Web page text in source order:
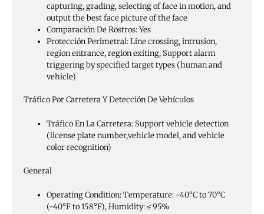
capturing, grading, selecting of face in motion, and
output the best face picture of the face
Comparación De Rostros:Yes
Protección Perimetral:Line crossing, intrusion,
region entrance, region exiting, Support alarm
triggering by specified target types (human and
vehicle)
Tráfico Por Carretera Y Detección De Vehículos
Tráfico En La Carretera: Support vehicle detection
(license plate number,vehicle model, and vehicle
color recognition)
General
Operating Condition:Temperature: -40°C to 70°C
(-40°F to 158°F), Humidity: ≤ 95%